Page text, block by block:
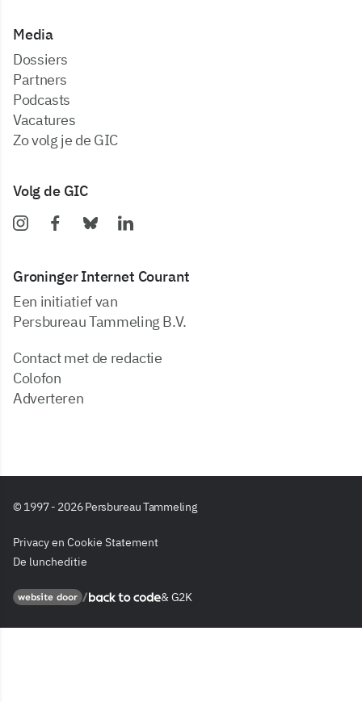
Media
dossiers
partners
podcasts
vacatures
zo volg je de GIC
Volg de GIC
Groninger Internet Courant
Een initiatief van
Persbureau Tammeling B.V.
Contact met de redactie
Colofon
Adverteren
© 1997 - 2026 Persbureau Tammeling
Privacy en Cookie Statement
De luncheditie
website doorBack to code & G2K